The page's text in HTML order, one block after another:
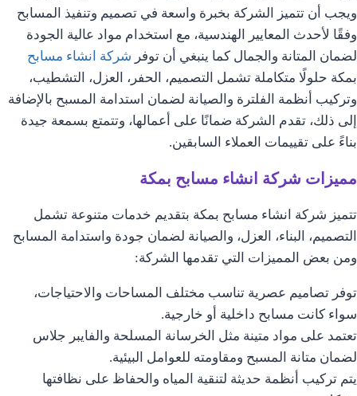
ويجب أن تتميز الشركة بخبرة واسعة في تصميم وتنفيذ المسابح
وفقًا لأحدث المعايير الهندسية، مع استخدام مواد عالية الجودة
لضمان المتانة والجمال كما ينبغي أن توفر شركة انشاء مسابح
بمكة حلولًا متكاملة تشمل التصميم، الحفر، العزل، التشطيب،
وتركيب أنظمة الفلترة والصيانة لضمان استدامة المسبح بالإضافة
إلى ذلك، تقدم الشركة ضمانًا على أعمالها، وتتمتع بسمعة جيدة
بناءً على تقييمات العملاء السابقين.
مميزات شركة انشاء مسابح بمكة
تتميز شركة انشاء مسابح بمكة بتقديم خدمات متنوعة تشمل
التصميم، البناء، العزل، والصيانة لضمان جودة واستدامة المسابح
ومن بعض المميزات التي تقدمها الشركة:
توفر تصاميم عصرية تناسب مختلف المساحات والاحتياجات،
سواء كانت مسابح داخلية أو خارجية.
تعتمد على مواد متينة مثل الخرسانة المسلحة والفايبر جلاس
لضمان متانة المسبح ومقاومته للعوامل البيئية.
يتم تركيب أنظمة حديثة لتنقية المياه والحفاظ على نظافتها